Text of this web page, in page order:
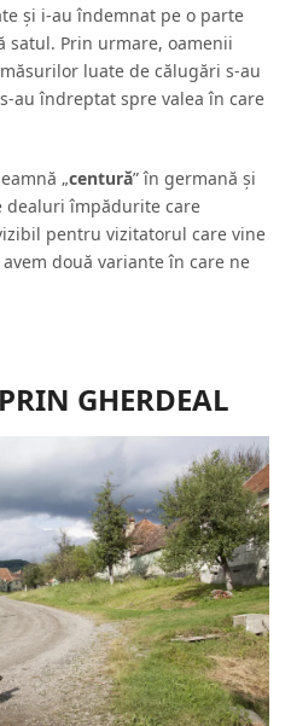
şi i-au îndemnat pe o parte
satul. Prin urmare, oamenii
luate de călugări s-au
au îndreptat spre valea în care
„centură” în germană şi
dealuri împădurite care
pentru vizitatorul care vine
două variante în care ne
GHERDEAL